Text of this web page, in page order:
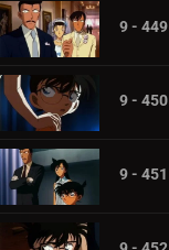
9 - 449
9 - 450
9 - 451